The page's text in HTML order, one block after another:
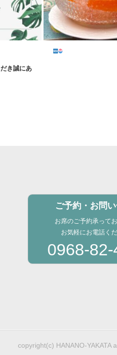
き誠にあ
ご予約・お問
お席のご予約承ってお
お気軽にお電話くだ
0968-
copyright(c) HANANO-YAKATA